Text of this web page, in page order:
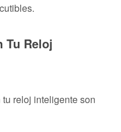
Tu Reloj
reloj inteligente son